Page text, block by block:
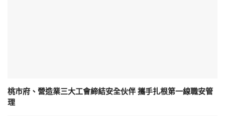
桃市府、營造業三大工會締結安全伙伴 攜手扎根第一線職安管
理